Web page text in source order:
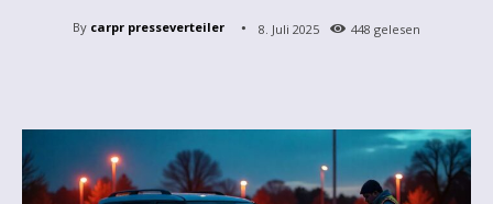
By carpr presseverteiler 8. Juli 2025 448 gelesen